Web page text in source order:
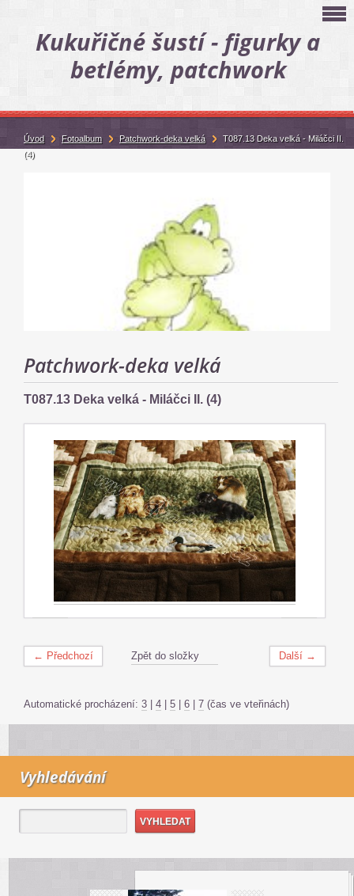
Kukuřičné šustí - figurky a
betlémy, patchwork
Patchwork-deka velká
T087.13 Deka velká - Miláčci II. (4)
← Předchozí Další →
Zpět do složky
Automatické procházení: 3 | 4 | 5 | 6 | 7 (čas ve vteřinách)
Vyhledávání
Úvod Fotoalbum Patchwork-deka velká
T087.13 Deka velká - Miláčci II.
(4)